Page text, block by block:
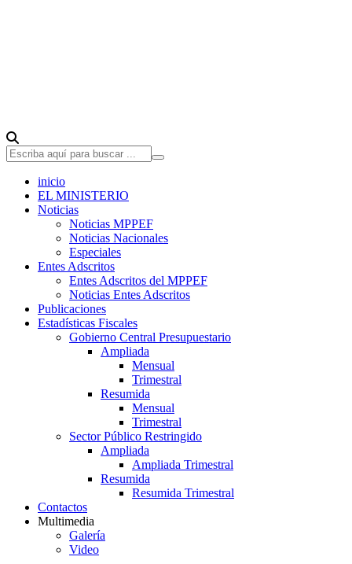
inicio
EL MINISTERIO
Noticias
Noticias MPPEF
Noticias Nacionales
Especiales
Entes Adscritos
Entes Adscritos del MPPEF
Noticias Entes Adscritos
Publicaciones
Estadísticas Fiscales
Gobierno Central Presupuestario
Ampliada
Mensual
Trimestral
Resumida
Mensual
Trimestral
Sector Público Restringido
Ampliada
Ampliada Trimestral
Resumida
Resumida Trimestral
Contactos
Multimedia
Galería
Video